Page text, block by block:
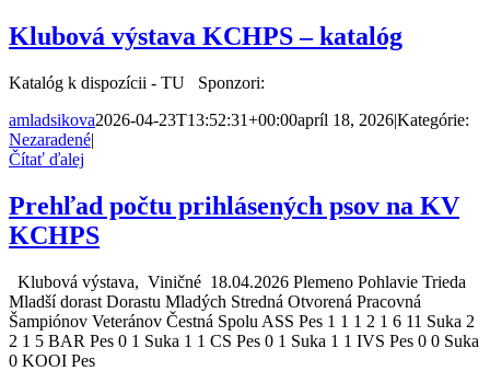
Klubová výstava KCHPS – katalóg
Katalóg k dispozícii - TU Sponzori:
amladsikova2026-04-23T13:52:31+00:00apríl 18, 2026|Kategórie:
Nezaradené|
Čítať ďalej
Prehľad počtu prihlásených psov na KV
KCHPS
Klubová výstava, Viničné 18.04.2026 Plemeno Pohlavie Trieda
Mladší dorast Dorastu Mladých Stredná Otvorená Pracovná
Šampiónov Veteránov Čestná Spolu ASS Pes 1 1 1 2 1 6 11 Suka 2
2 1 5 BAR Pes 0 1 Suka 1 1 CS Pes 0 1 Suka 1 1 IVS Pes 0 0 Suka
0 KOOI Pes